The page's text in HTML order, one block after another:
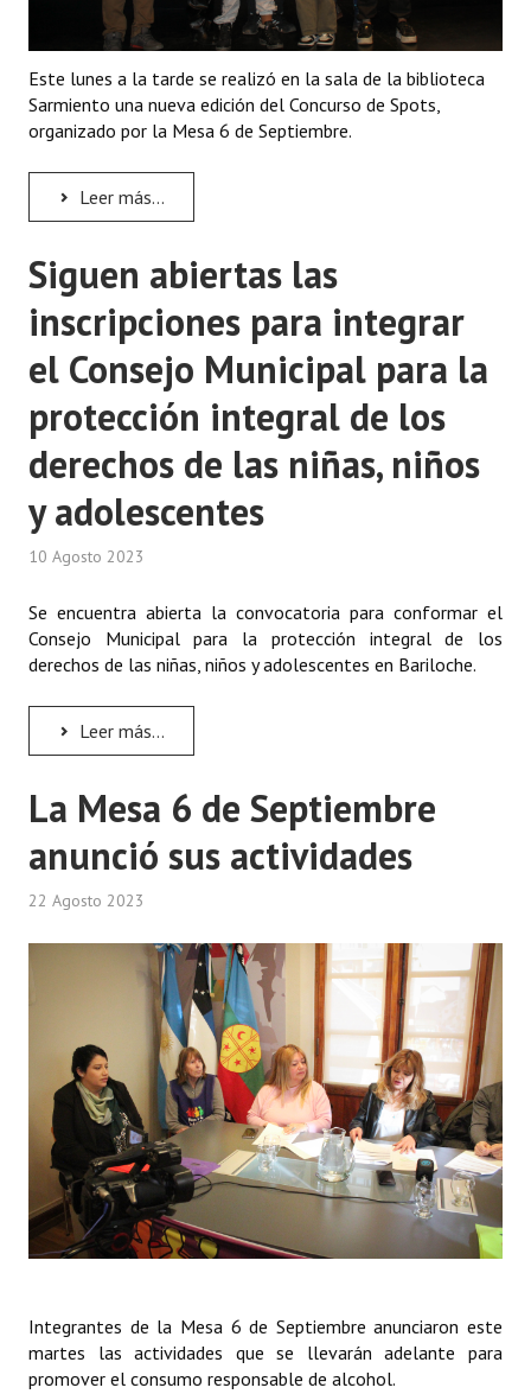
Este lunes a la tarde se realizó en la sala de la biblioteca
Sarmiento una nueva edición del Concurso de Spots,
organizado por la Mesa 6 de Septiembre.
Leer más...
Siguen abiertas las
inscripciones para integrar
el Consejo Municipal para la
protección integral de los
derechos de las niñas, niños
y adolescentes
10 Agosto 2023
Se encuentra abierta la convocatoria para conformar el
Consejo Municipal para la protección integral de los
derechos de las niñas, niños y adolescentes en Bariloche.
Leer más...
La Mesa 6 de Septiembre
anunció sus actividades
22 Agosto 2023
Integrantes de la Mesa 6 de Septiembre anunciaron este
martes las actividades que se llevarán adelante para
promover el consumo responsable de alcohol.